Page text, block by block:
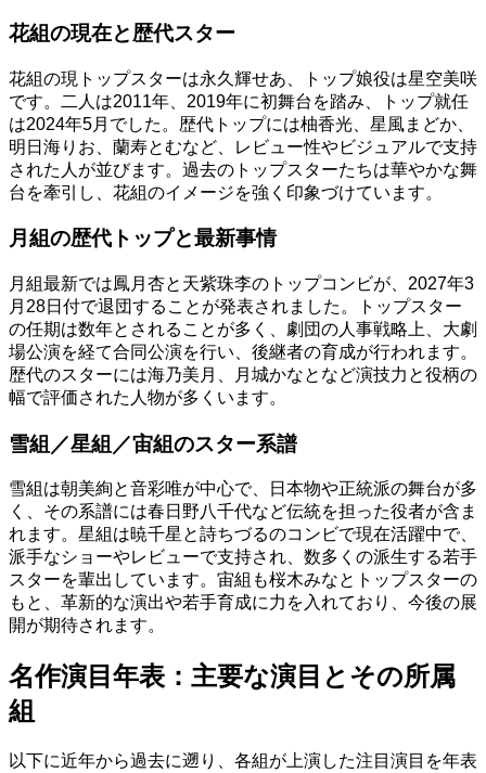
花組の現在と歴代スター
花組の現トップスターは永久輝せあ、トップ娘役は星空美咲
です。二人は2011年、2019年に初舞台を踏み、トップ就任
は2024年5月でした。歴代トップには柚香光、星風まどか、
明日海りお、蘭寿とむなど、レビュー性やビジュアルで支持
された人が並びます。過去のトップスターたちは華やかな舞
台を牽引し、花組のイメージを強く印象づけています。
月組の歴代トップと最新事情
月組最新では鳳月杏と天紫珠李のトップコンビが、2027年3
月28日付で退団することが発表されました。トップスター
の任期は数年とされることが多く、劇団の人事戦略上、大劇
場公演を経て合同公演を行い、後継者の育成が行われます。
歴代のスターには海乃美月、月城かなとなど演技力と役柄の
幅で評価された人物が多くいます。
雪組／星組／宙組のスター系譜
雪組は朝美絢と音彩唯が中心で、日本物や正統派の舞台が多
く、その系譜には春日野八千代など伝統を担った役者が含ま
れます。星組は暁千星と詩ちづるのコンビで現在活躍中で、
派手なショーやレビューで支持され、数多くの派生する若手
スターを輩出しています。宙組も桜木みなとトップスターの
もと、革新的な演出や若手育成に力を入れており、今後の展
開が期待されます。
名作演目年表：主要な演目とその所属
組
以下に近年から過去に遡り、各組が上演した注目演目を年表